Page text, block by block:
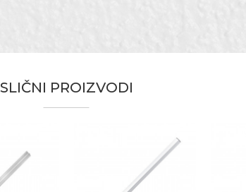
PROlevel
SLIČNI PROIZVODI